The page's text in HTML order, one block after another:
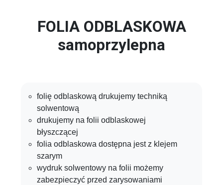
FOLIA ODBLASKOWA
samoprzylepna
folię odblaskową drukujemy techniką
solwentową
drukujemy na folii odblaskowej
błyszczącej
folia odblaskowa dostępna jest z klejem
szarym
wydruk solwentowy na folii możemy
zabezpieczyć przed zarysowaniami